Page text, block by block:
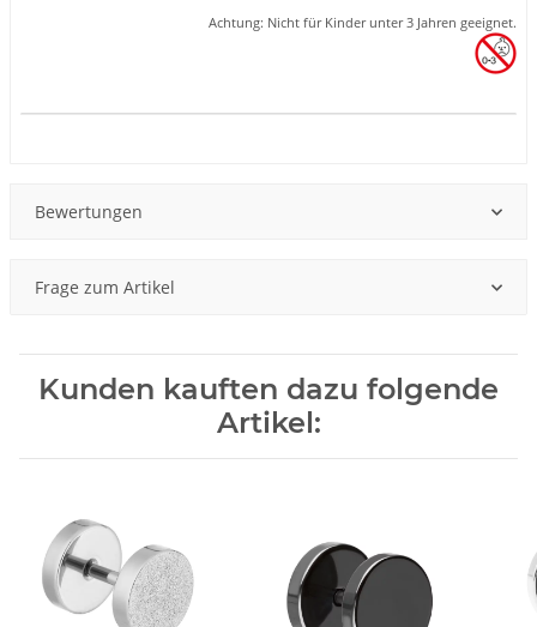
Achtung: Nicht für Kinder unter 3 Jahren geeignet.
Bewertungen
Frage zum Artikel
Kunden kauften dazu folgende
Artikel: